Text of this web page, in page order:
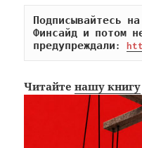
Подписывайтесь
Финсайд и потом
предупреждали:
Читайтенашу книгу